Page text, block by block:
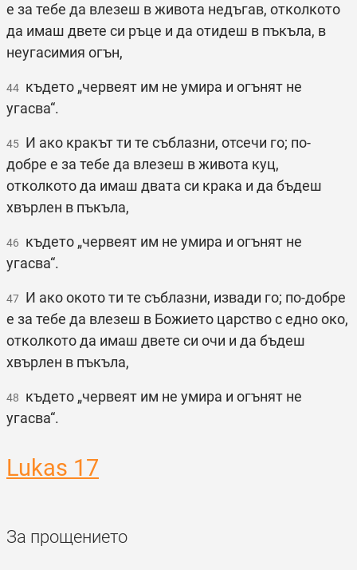
е за тебе да влезеш в живота недъгав, отколкото
да имаш двете си ръце и да отидеш в пъкъла, в
неугасимия огън,
44 където „червеят им не умира и огънят не
угасва“.
45 И ако кракът ти те съблазни, отсечи го; по-
добре е за тебе да влезеш в живота куц,
отколкото да имаш двата си крака и да бъдеш
хвърлен в пъкъла,
46 където „червеят им не умира и огънят не
угасва“.
47 И ако окото ти те съблазни, извади го; по-добре
е за тебе да влезеш в Божието царство с едно око,
отколкото да имаш двете си очи и да бъдеш
хвърлен в пъкъла,
48 където „червеят им не умира и огънят не
угасва“.
Lukas 17
За прощението